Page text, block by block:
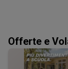
Offerte e